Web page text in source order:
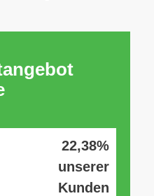
22,38%
unserer
Kunden